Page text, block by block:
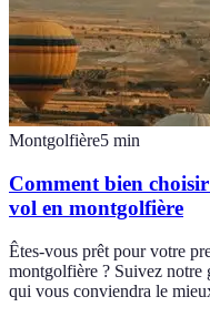
Montgolfière5 min
Comment bien
vol en montgolfière
Êtes-vous prêt pour votre
montgolfière ? Suivez notre
qui vous conviendra le